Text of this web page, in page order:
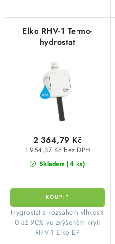
Elko RHV-1 Termo-
hydrostat
Skladem (4 ks)
1 954,37 Kč bez DPH
2 364,79 Kč
Hygrostat s rozsahem vlhkosti
0 až 90% ve zvýšeném krytí
RHV-1 Elko EP